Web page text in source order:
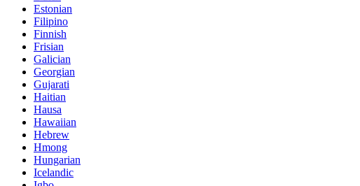
Estonian
Filipino
Finnish
Frisian
Galician
Georgian
Gujarati
Haitian
Hausa
Hawaiian
Hebrew
Hmong
Hungarian
Icelandic